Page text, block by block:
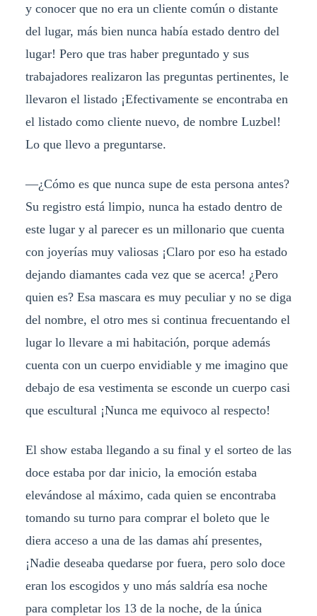
y conocer que no era un cliente común o distante
del lugar, más bien nunca había estado dentro del
lugar! Pero que tras haber preguntado y sus
trabajadores realizaron las preguntas pertinentes, le
llevaron el listado ¡Efectivamente se encontraba en
el listado como cliente nuevo, de nombre Luzbel!
Lo que llevo a preguntarse.
—¿Cómo es que nunca supe de esta persona antes?
Su registro está limpio, nunca ha estado dentro de
este lugar y al parecer es un millonario que cuenta
con joyerías muy valiosas ¡Claro por eso ha estado
dejando diamantes cada vez que se acerca! ¿Pero
quien es? Esa mascara es muy peculiar y no se diga
del nombre, el otro mes si continua frecuentando el
lugar lo llevare a mi habitación, porque además
cuenta con un cuerpo envidiable y me imagino que
debajo de esa vestimenta se esconde un cuerpo casi
que escultural ¡Nunca me equivoco al respecto!
El show estaba llegando a su final y el sorteo de las
doce estaba por dar inicio, la emoción estaba
elevándose al máximo, cada quien se encontraba
tomando su turno para comprar el boleto que le
diera acceso a una de las damas ahí presentes,
¡Nadie deseaba quedarse por fuera, pero solo doce
eran los escogidos y uno más saldría esa noche
para completar los 13 de la noche, de la única